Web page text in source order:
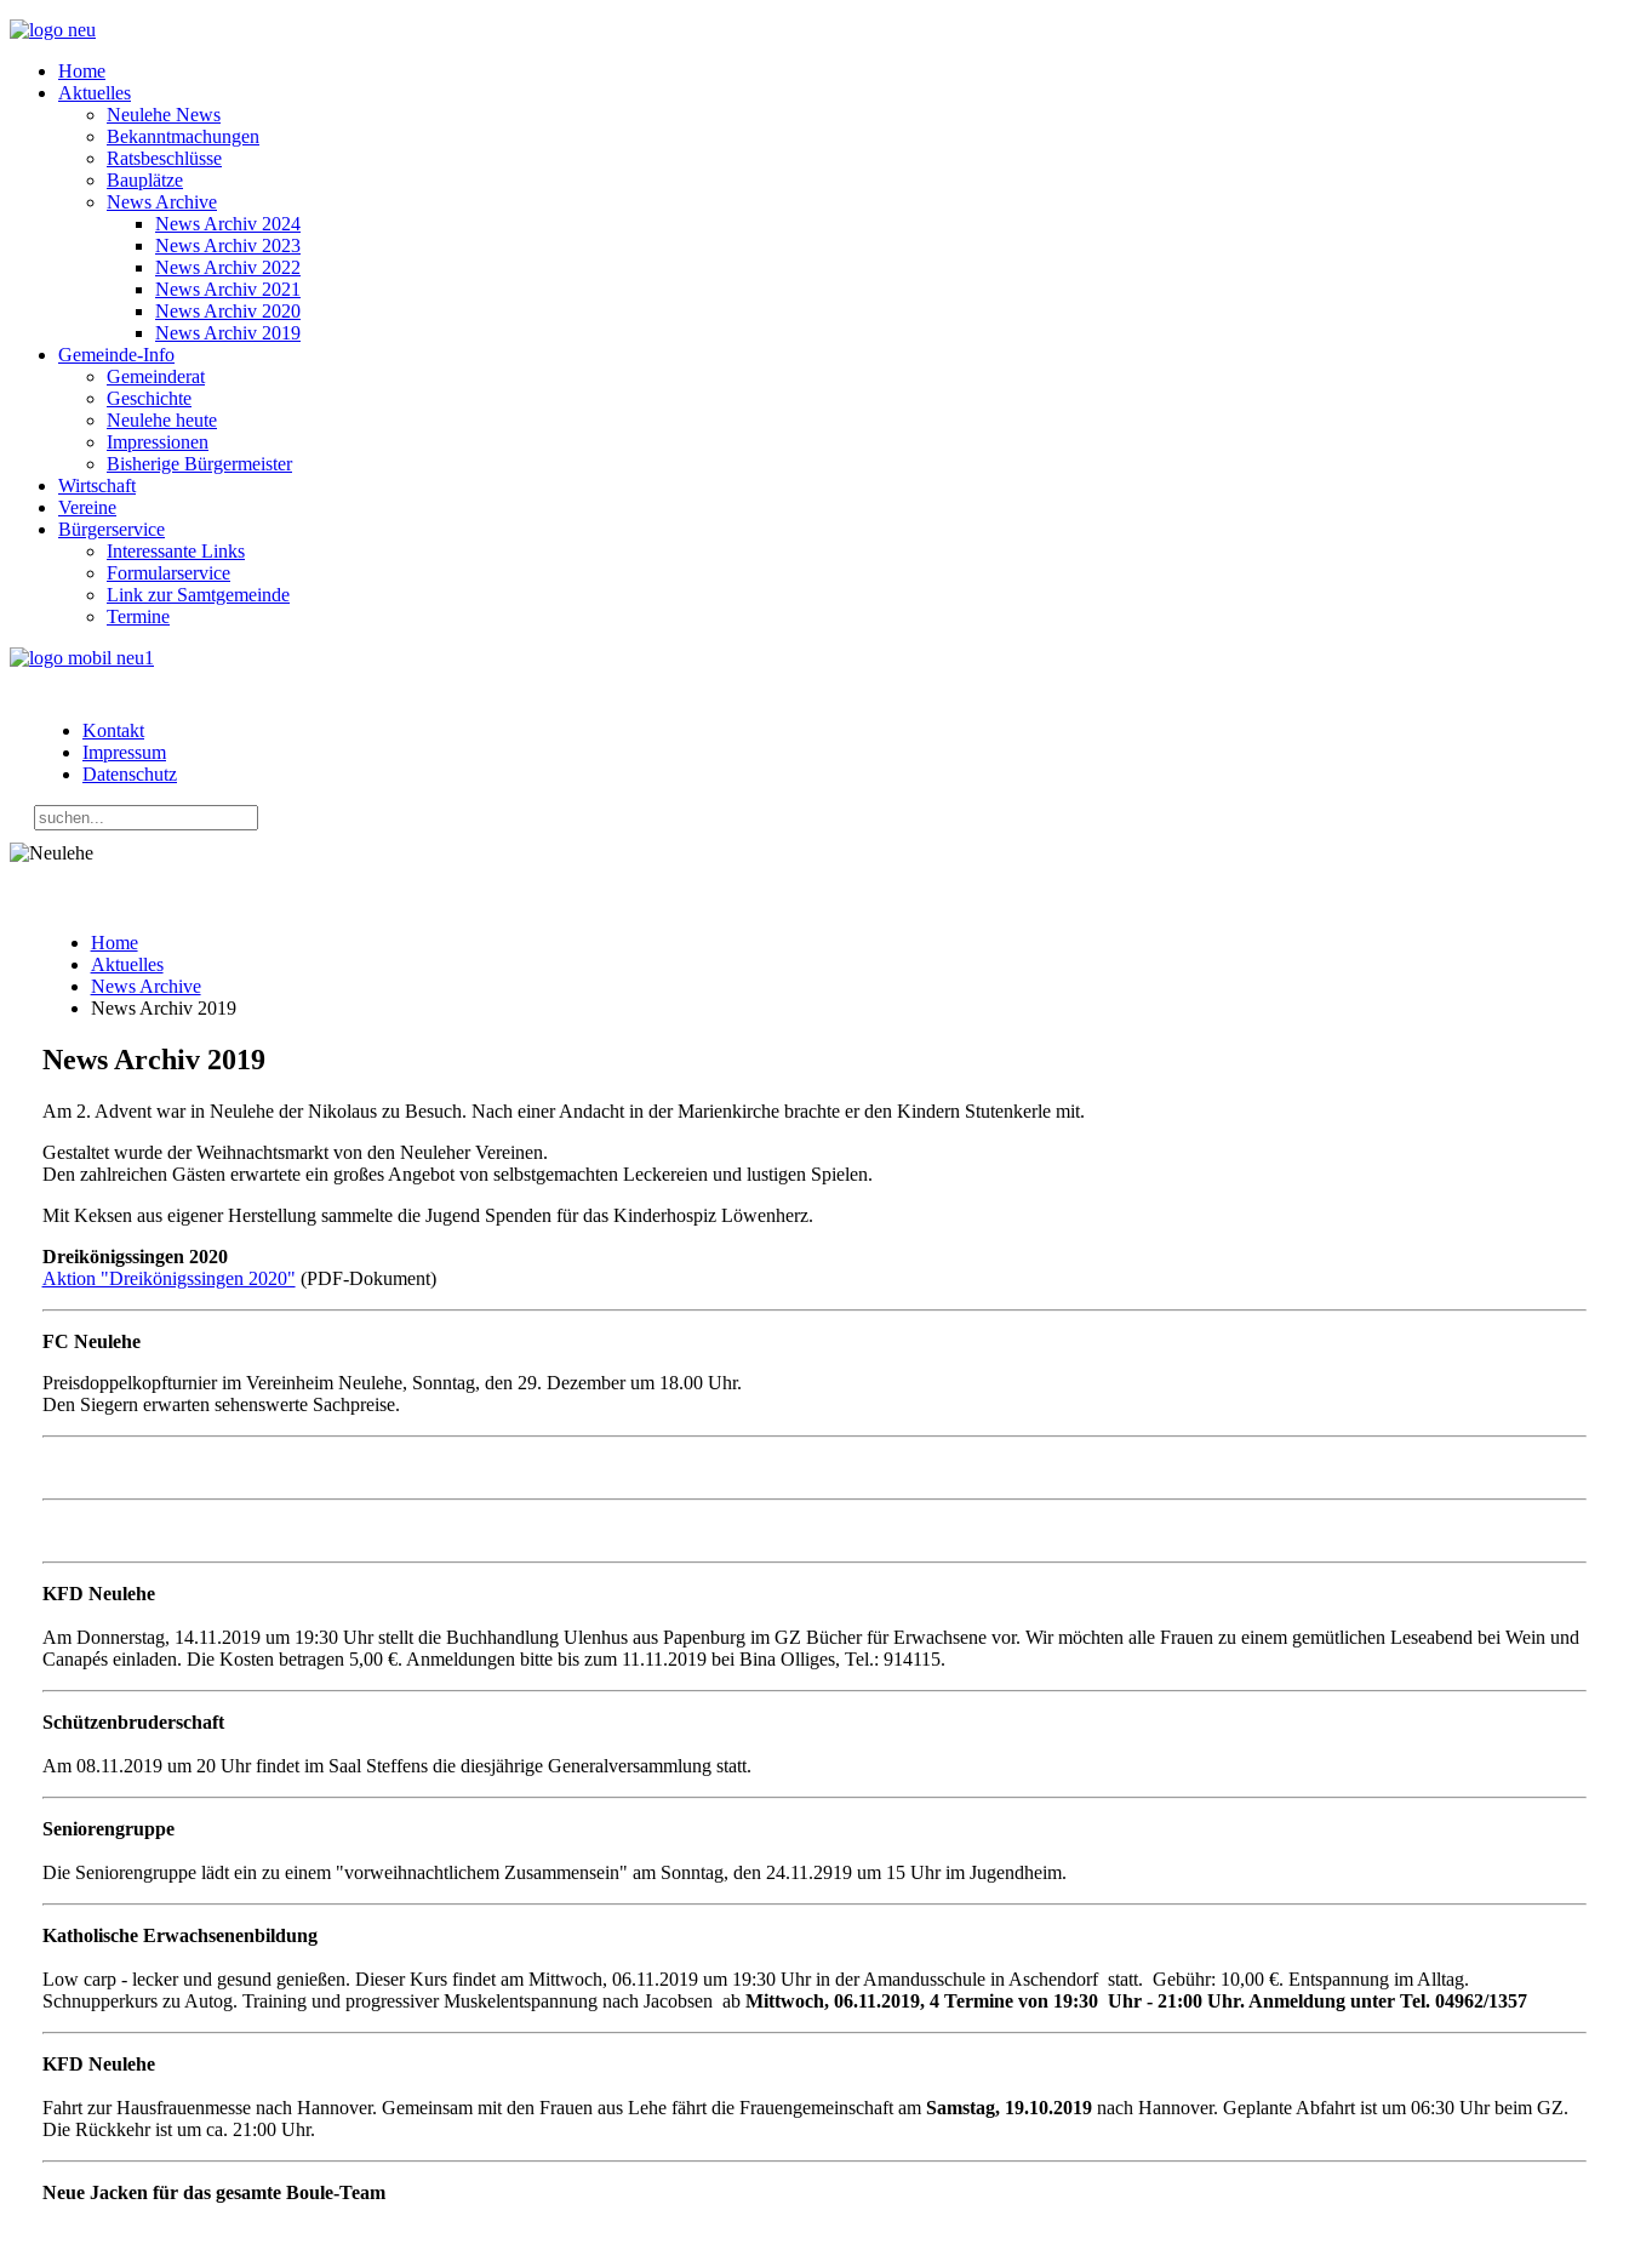
Home
Aktuelles
Neulehe News
Bekanntmachungen
Ratsbeschlüsse
Bauplätze
News Archive
News Archiv 2024
News Archiv 2023
News Archiv 2022
News Archiv 2021
News Archiv 2020
News Archiv 2019
Gemeinde-Info
Gemeinderat
Geschichte
Neulehe heute
Impressionen
Bisherige Bürgermeister
Wirtschaft
Vereine
Bürgerservice
Interessante Links
Formularservice
Link zur Samtgemeinde
Termine
Kontakt
Impressum
Datenschutz
Home
Aktuelles
News Archive
News Archiv 2019
News Archiv 2019
Am 2. Advent war in Neulehe der Nikolaus zu Besuch. Nach einer Andacht in der Marienkirche brachte er den Kindern Stutenkerle mit.
Gestaltet wurde der Weihnachtsmarkt von den Neuleher Vereinen.
Den zahlreichen Gästen erwartete ein großes Angebot von selbstgemachten Leckereien und lustigen Spielen.
Mit Keksen aus eigener Herstellung sammelte die Jugend Spenden für das Kinderhospiz Löwenherz.
Dreikönigssingen 2020
Aktion "Dreikönigssingen 2020" (PDF-Dokument)
FC Neulehe
Preisdoppelkopfturnier im Vereinheim Neulehe, Sonntag, den 29. Dezember um 18.00 Uhr.
Den Siegern erwarten sehenswerte Sachpreise.
KFD Neulehe
Am Donnerstag, 14.11.2019 um 19:30 Uhr stellt die Buchhandlung Ulenhus aus Papenburg im GZ Bücher für Erwachsene vor. Wir möchten alle Frauen zu einem gemütlichen Leseabend bei Wein und
Canapés einladen. Die Kosten betragen 5,00 €. Anmeldungen bitte bis zum 11.11.2019 bei Bina Olliges, Tel.: 914115.
Schützenbruderschaft
Am 08.11.2019 um 20 Uhr findet im Saal Steffens die diesjährige Generalversammlung statt.
Seniorengruppe
Die Seniorengruppe lädt ein zu einem "vorweihnachtlichem Zusammensein" am Sonntag, den 24.11.2919 um 15 Uhr im Jugendheim.
Katholische Erwachsenenbildung
Low carp - lecker und gesund genießen. Dieser Kurs findet am Mittwoch, 06.11.2019 um 19:30 Uhr in der Amandusschule in Aschendorf statt. Gebühr: 10,00 €. Entspannung im Alltag.
Schnupperkurs zu Autog. Training und progressiver Muskelentspannung nach Jacobsen abMittwoch, 06.11.2019, 4 Termine von 19:30 Uhr - 21:00 Uhr. Anmeldung unter Tel. 04962/1357
KFD Neulehe
Fahrt zur Hausfrauenmesse nach Hannover. Gemeinsam mit den Frauen aus Lehe fährt die Frauengemeinschaft am Samstag, 19.10.2019nach Hannover. Geplante Abfahrt ist um 06:30 Uhr beim GZ.
Die Rückkehr ist um ca. 21:00 Uhr.
Neue Jacken für das gesamte Boule-Team